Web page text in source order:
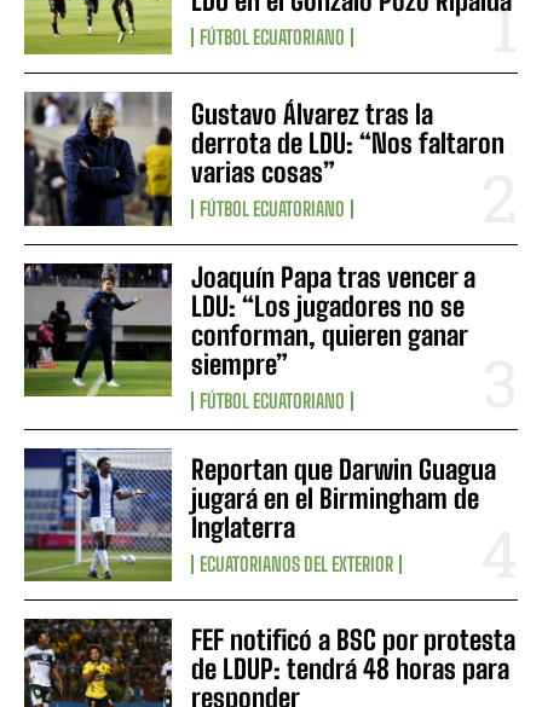
FÚTBOL ECUATORIANO
Gustavo Álvarez tras la
derrota de LDU: “Nos faltaron
varias cosas”
FÚTBOL ECUATORIANO
Joaquín Papa tras vencer a
LDU: “Los jugadores no se
conforman, quieren ganar
siempre”
FÚTBOL ECUATORIANO
Reportan que Darwin Guagua
jugará en el Birmingham de
Inglaterra
ECUATORIANOS DEL EXTERIOR
FEF notificó a BSC por protesta
de LDUP: tendrá 48 horas para
responder